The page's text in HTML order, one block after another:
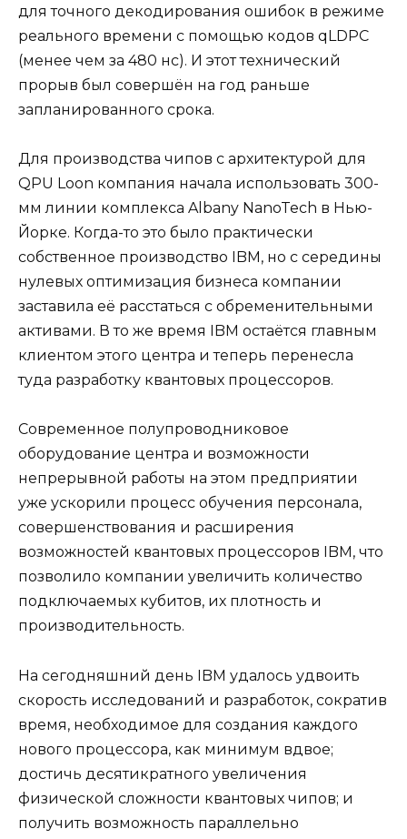
для точного декодирования ошибок в режиме
реального времени с помощью кодов qLDPC
(менее чем за 480 нс). И этот технический
прорыв был совершён на год раньше
запланированного срока.
Для производства чипов с архитектурой для
QPU Loon компания начала использовать 300-
мм линии комплекса Albany NanoTech в Нью-
Йорке. Когда-то это было практически
собственное производство IBM, но с середины
нулевых оптимизация бизнеса компании
заставила её расстаться с обременительными
активами. В то же время IBM остаётся главным
клиентом этого центра и теперь перенесла
туда разработку квантовых процессоров.
Современное полупроводниковое
оборудование центра и возможности
непрерывной работы на этом предприятии
уже ускорили процесс обучения персонала,
совершенствования и расширения
возможностей квантовых процессоров IBM, что
позволило компании увеличить количество
подключаемых кубитов, их плотность и
производительность.
На сегодняшний день IBM удалось удвоить
скорость исследований и разработок, сократив
время, необходимое для создания каждого
нового процессора, как минимум вдвое;
достичь десятикратного увеличения
физической сложности квантовых чипов; и
получить возможность параллельно